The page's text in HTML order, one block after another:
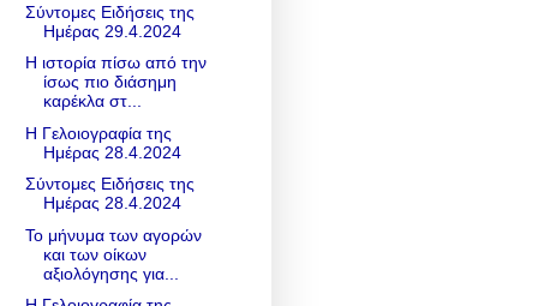
Σύντομες Ειδήσεις της
Ημέρας 29.4.2024
Η ιστορία πίσω από την
ίσως πιο διάσημη
καρέκλα στ...
Η Γελοιογραφία της
Ημέρας 28.4.2024
Σύντομες Ειδήσεις της
Ημέρας 28.4.2024
Το μήνυμα των αγορών
και των οίκων
αξιολόγησης για...